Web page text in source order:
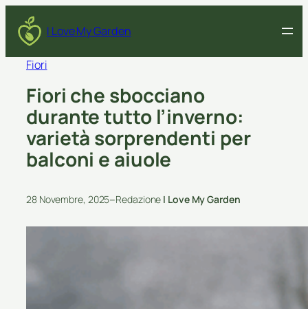
I Love My Garden
Fiori
Fiori che sbocciano
durante tutto l’inverno:
varietà sorprendenti per
balconi e aiuole
28 Novembre, 2025–Redazione I Love My Garden